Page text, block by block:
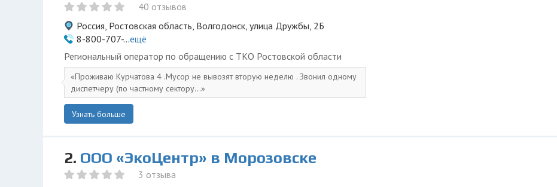
40 отзывов
Россия, Ростовская область, Волгодонск, улица Дружбы, 2Б
8-800-707-...ещё
Региональный оператор по обращению с ТКО Ростовской области
Проживаю Курчатова 4 .Мусор не вывозят вторую неделю . Звонил одному
диспетчеру (по частному сектору...
Узнать больше
2. ООО «ЭкоЦентр» в Морозовске
3 отзыва